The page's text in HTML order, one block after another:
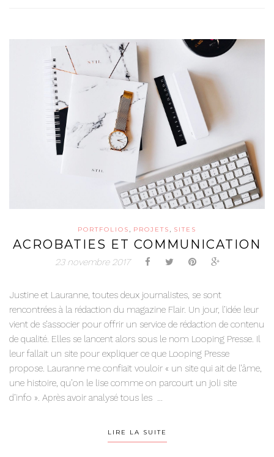
PORTFOLIOS , PROJETS , SITES
ACROBATIES ET COMMUNICATION
23 novembre 2017
Justine et Lauranne, toutes deux journalistes, se sont
rencontrées à la rédaction du magazine Flair. Un jour, l’idée leur
vient de s’associer pour offrir un service de rédaction de contenu
de qualité. Elles se lancent alors sous le nom Looping Presse. Il
leur fallait un site pour expliquer ce que Looping Presse
propose. Lauranne me confiait vouloir « un site qui ait de l’âme,
une histoire, qu’on le lise comme on parcourt un joli site
d’info ». Après avoir analysé tous les ...
LIRE LA SUITE